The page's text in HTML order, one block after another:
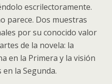
escrilectoramente.
parece. Dos muestras
por su conocido valor
de la novela: la
en la Primera y la visión
la Segunda.